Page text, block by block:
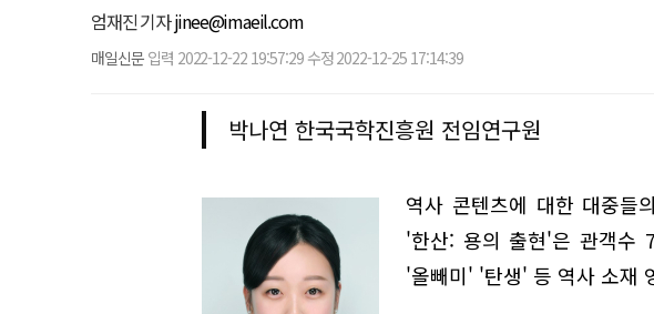
엄재진 기자jinee@imaeil.com
매일신문 입력 2022-12-22 19:57:29 수정 2022-12-25 17:14:39
박나연 한국국학진흥원 전임연구원
역사 콘텐츠에 대한 대중들
'한산: 용의 출현'은 관객수
'올빼미' '탄생' 등 역사 소재